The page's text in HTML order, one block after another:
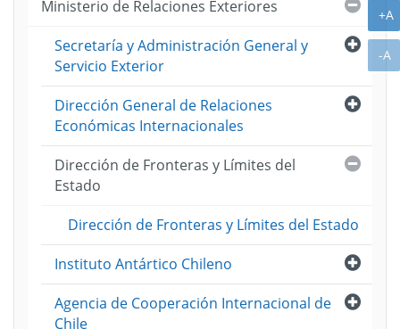
Ministerio de Relaciones Exteriores
Abrir
Secretaría y Administración General y
Servicio Exterior
Abrir
Dirección General de Relaciones
Económicas Internacionales
Dirección de Fronteras y Límites del
Estado
Dirección de Fronteras y Límites del Estado
Abrir
Instituto Antártico Chileno
Abrir
Agencia de Cooperación Internacional de
Chile
+A
-A